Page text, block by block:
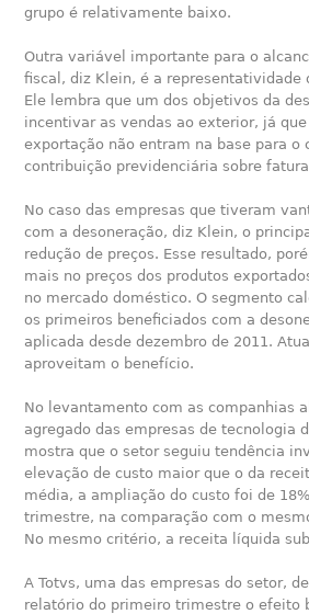
grupo é relativamente baixo.
Outra variável importante para o
fiscal, diz Klein, é a representatividade
Ele lembra que um dos objetivos da
incentivar as vendas ao exterior, já
exportação não entram na base para o
contribuição previdenciária sobre
No caso das empresas que tiveram
com a desoneração, diz Klein, o
redução de preços. Esse resultado,
mais no preços dos produtos
no mercado doméstico. O segmento
os primeiros beneficiados com a
aplicada desde dezembro de 2011.
aproveitam o benefício.
No levantamento com as companhias
agregado das empresas de tecnologia
mostra que o setor seguiu tendência
elevação de custo maior que o da
média, a ampliação do custo foi de
trimestre, na comparação com o
No mesmo critério, a receita líquida
A Totvs, uma das empresas do setor,
relatório do primeiro trimestre o efeito